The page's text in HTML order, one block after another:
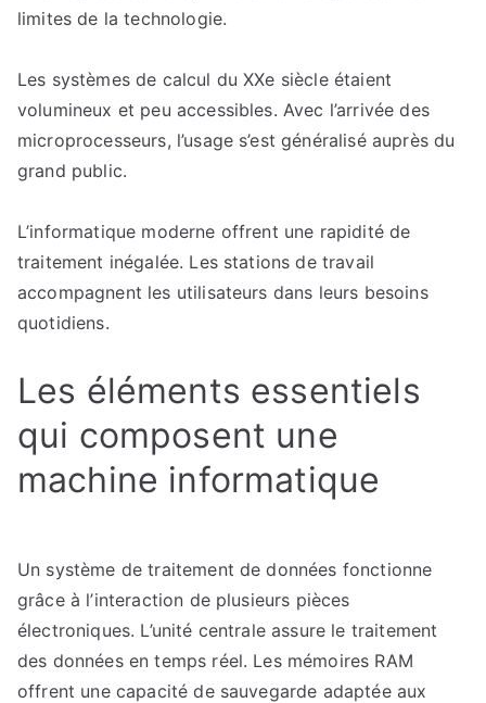
limites de la technologie.
Les systèmes de calcul du XXe siècle étaient
volumineux et peu accessibles. Avec l’arrivée des
microprocesseurs, l’usage s’est généralisé auprès du
grand public.
L’informatique moderne offrent une rapidité de
traitement inégalée. Les stations de travail
accompagnent les utilisateurs dans leurs besoins
quotidiens.
Les éléments essentiels
qui composent une
machine informatique
Un système de traitement de données fonctionne
grâce à l’interaction de plusieurs pièces
électroniques. L’unité centrale assure le traitement
des données en temps réel. Les mémoires RAM
offrent une capacité de sauvegarde adaptée aux